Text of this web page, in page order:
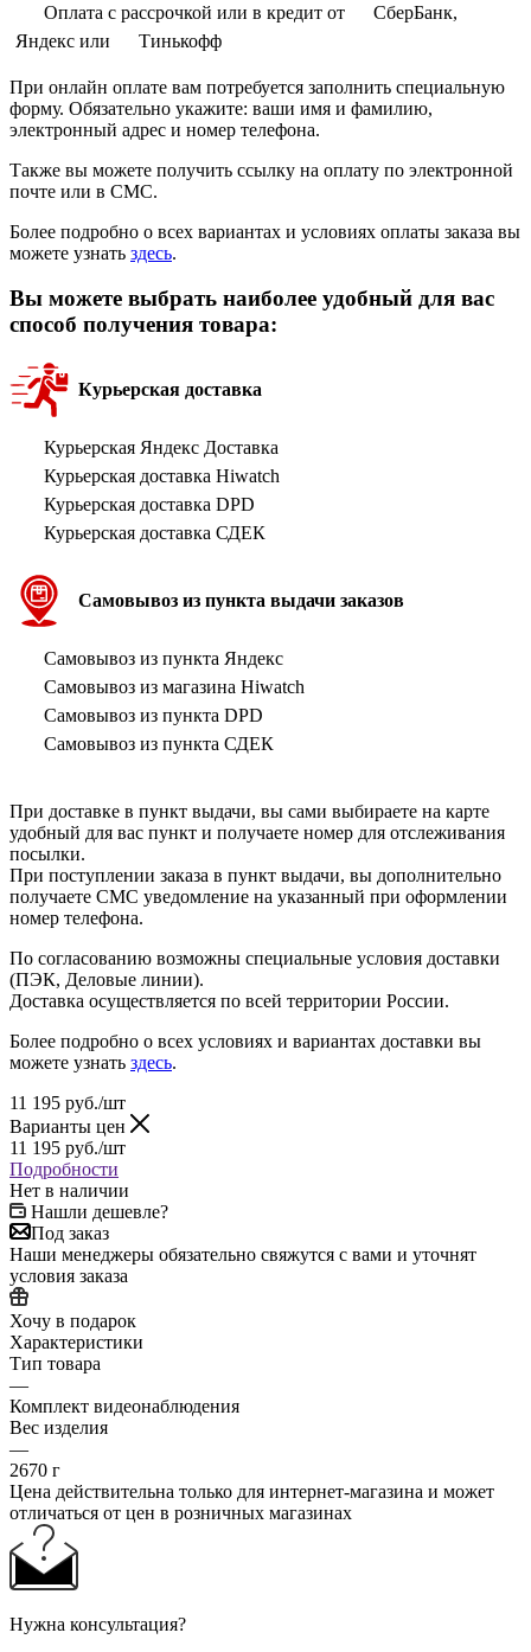
Оплата с рассрочкой или в кредит от
СберБанк,
Яндекс или
Тинькофф
При онлайн оплате вам потребуется заполнить специальную
форму. Обязательно укажите: ваши имя и фамилию,
электронный адрес и номер телефона.
Также вы можете получить ссылку на оплату по электронной
почте или в СМС.
Более подробно о всех вариантах и условиях оплаты заказа вы
можете узнать здесь.
Вы можете выбрать наиболее удобный для вас
способ получения товара:
Курьерская доставка
Курьерская Яндекс Доставка
Курьерская доставка Hiwatch
Курьерская доставка DPD
Курьерская доставка СДЕК
Самовывоз из пункта выдачи заказов
Самовывоз из пункта Яндекс
Самовывоз из магазина Hiwatch
Самовывоз из пункта DPD
Самовывоз из пункта СДЕК
При доставке в пункт выдачи, вы сами выбираете на карте
удобный для вас пункт и получаете номер для отслеживания
посылки.
При поступлении заказа в пункт выдачи, вы дополнительно
получаете СМС уведомление на указанный при оформлении
номер телефона.
По согласованию возможны специальные условия доставки
(ПЭК, Деловые линии).
Доставка осуществляется по всей территории России.
Более подробно о всех условиях и вариантах доставки вы
можете узнать здесь.
11 195 руб./шт
Варианты цен
11 195 руб./шт
Подробности
Нет в наличии
Нашли дешевле?
Под заказ
Наши менеджеры обязательно свяжутся с вами и уточнят
условия заказа
Хочу в подарок
Характеристики
Тип товара
—
Комплект видеонаблюдения
Вес изделия
—
2670 г
Цена действительна только для интернет-магазина и может
отличаться от цен в розничных магазинах
Нужна консультация?